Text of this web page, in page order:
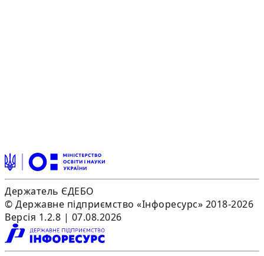
Держатель ЄДЕБО
© Державне підприємство «Інфоресурс» 2018-2026
Версія 1.2.8 | 07.08.2026